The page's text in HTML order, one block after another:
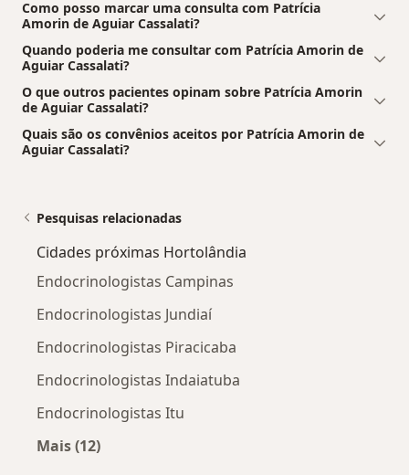
Como posso marcar uma consulta com Patrícia
Amorin de Aguiar Cassalati?
Quando poderia me consultar com Patrícia Amorin de
Aguiar Cassalati?
O que outros pacientes opinam sobre Patrícia Amorin
de Aguiar Cassalati?
Quais são os convênios aceitos por Patrícia Amorin de
Aguiar Cassalati?
Pesquisas relacionadas
Cidades próximas Hortolândia
Endocrinologistas Campinas
Endocrinologistas Jundiaí
Endocrinologistas Piracicaba
Endocrinologistas Indaiatuba
Endocrinologistas Itu
Mais (12)